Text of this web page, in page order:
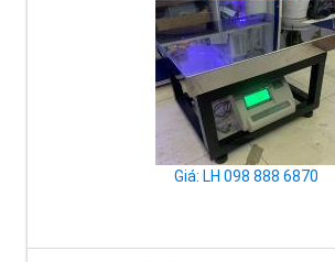
Giá: LH 098 888 6870